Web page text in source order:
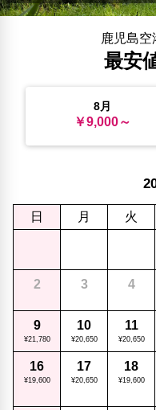
鹿児島空
最安
8月
￥9,000～
日 月 火
2 3 4
9
¥21,780
10
¥20,650
11
¥20,650
16
¥19,600
17
¥20,650
18
¥19,600